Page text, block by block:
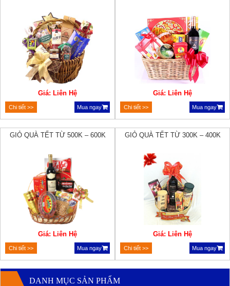
Giá: Liên Hệ
Chi tiết >> Mua ngay
Giá: Liên Hệ
Chi tiết >> Mua ngay
GIỎ QUÀ TẾT TỪ 500K – 600K
Giá: Liên Hệ
Chi tiết >> Mua ngay
GIỎ QUÀ TẾT TỪ 300K – 400K
Giá: Liên Hệ
Chi tiết >> Mua ngay
DANH MỤC SẢN PHẨM